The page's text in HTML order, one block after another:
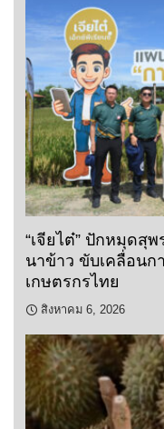
“เจียไต๋” ปักหมุดสุ
นาข้าว ขับเคลื่อนก
เกษตรกรไทย
สิงหาคม 6, 2026